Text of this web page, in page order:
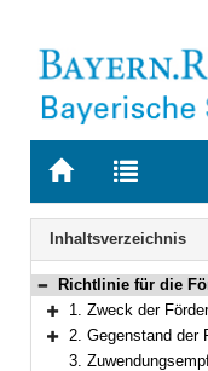
Zur
von
Zur
der
letzten
Suche
Inhaltsverzeichnis
Bereich reduzieren
Richtlinie für die Förderung der
Bereich erweitern
1. Zweck der
Bereich erweitern
2. Gegenstand der
3.